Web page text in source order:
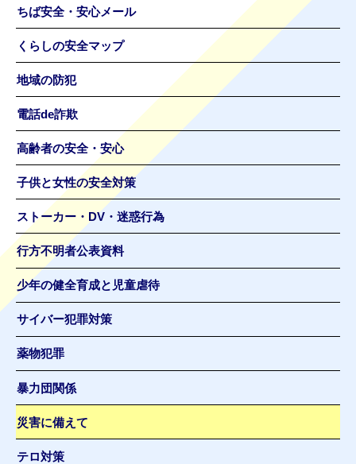
ちば安全・安心メール
くらしの安全マップ
地域の防犯
電話de詐欺
高齢者の安全・安心
子供と女性の安全対策
ストーカー・DV・迷惑行為
行方不明者公表資料
少年の健全育成と児童虐待
サイバー犯罪対策
薬物犯罪
暴力団関係
災害に備えて
テロ対策